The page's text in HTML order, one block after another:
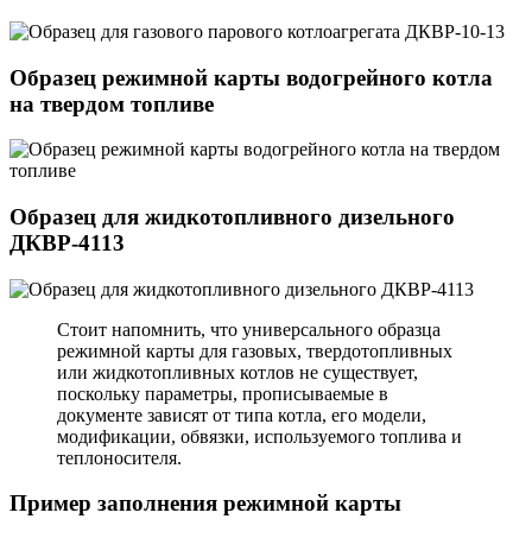
Образец режимной карты водогрейного котла
на твердом топливе
Образец для жидкотопливного дизельного
ДКВР-4113
Стоит напомнить, что универсального образца
режимной карты для газовых, твердотопливных
или жидкотопливных котлов не существует,
поскольку параметры, прописываемые в
документе зависят от типа котла, его модели,
модификации, обвязки, используемого топлива и
теплоносителя.
Пример заполнения режимной карты